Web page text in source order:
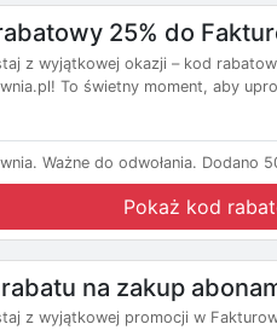
25% do
z wyjątkowej okazji – kod
To świetny moment, aby
Ważne do odwołania. Dodano
Pokaż kod
na zakup
z wyjątkowej promocji w